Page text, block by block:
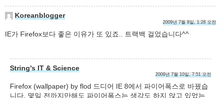
Koreanblogger
2009년 7월 8일, 1:28 오전
IE가 Firefox보다 좋은 이유가 또 있죠.. 트랙백 걸었습니다^^
String's IT & Science
2009년 7월 10일, 7:51 오전
Firefox (wallpaper) by flod 드디어 IE 8에서 파이어폭스로 바꿨습
니다. 몇일 전까지만해도 파이어폭스는 생각도 하지 않고 있었는